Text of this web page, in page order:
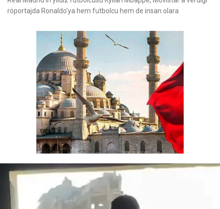
röportajda Ronaldo'ya hem futbolcu hem de insan olara